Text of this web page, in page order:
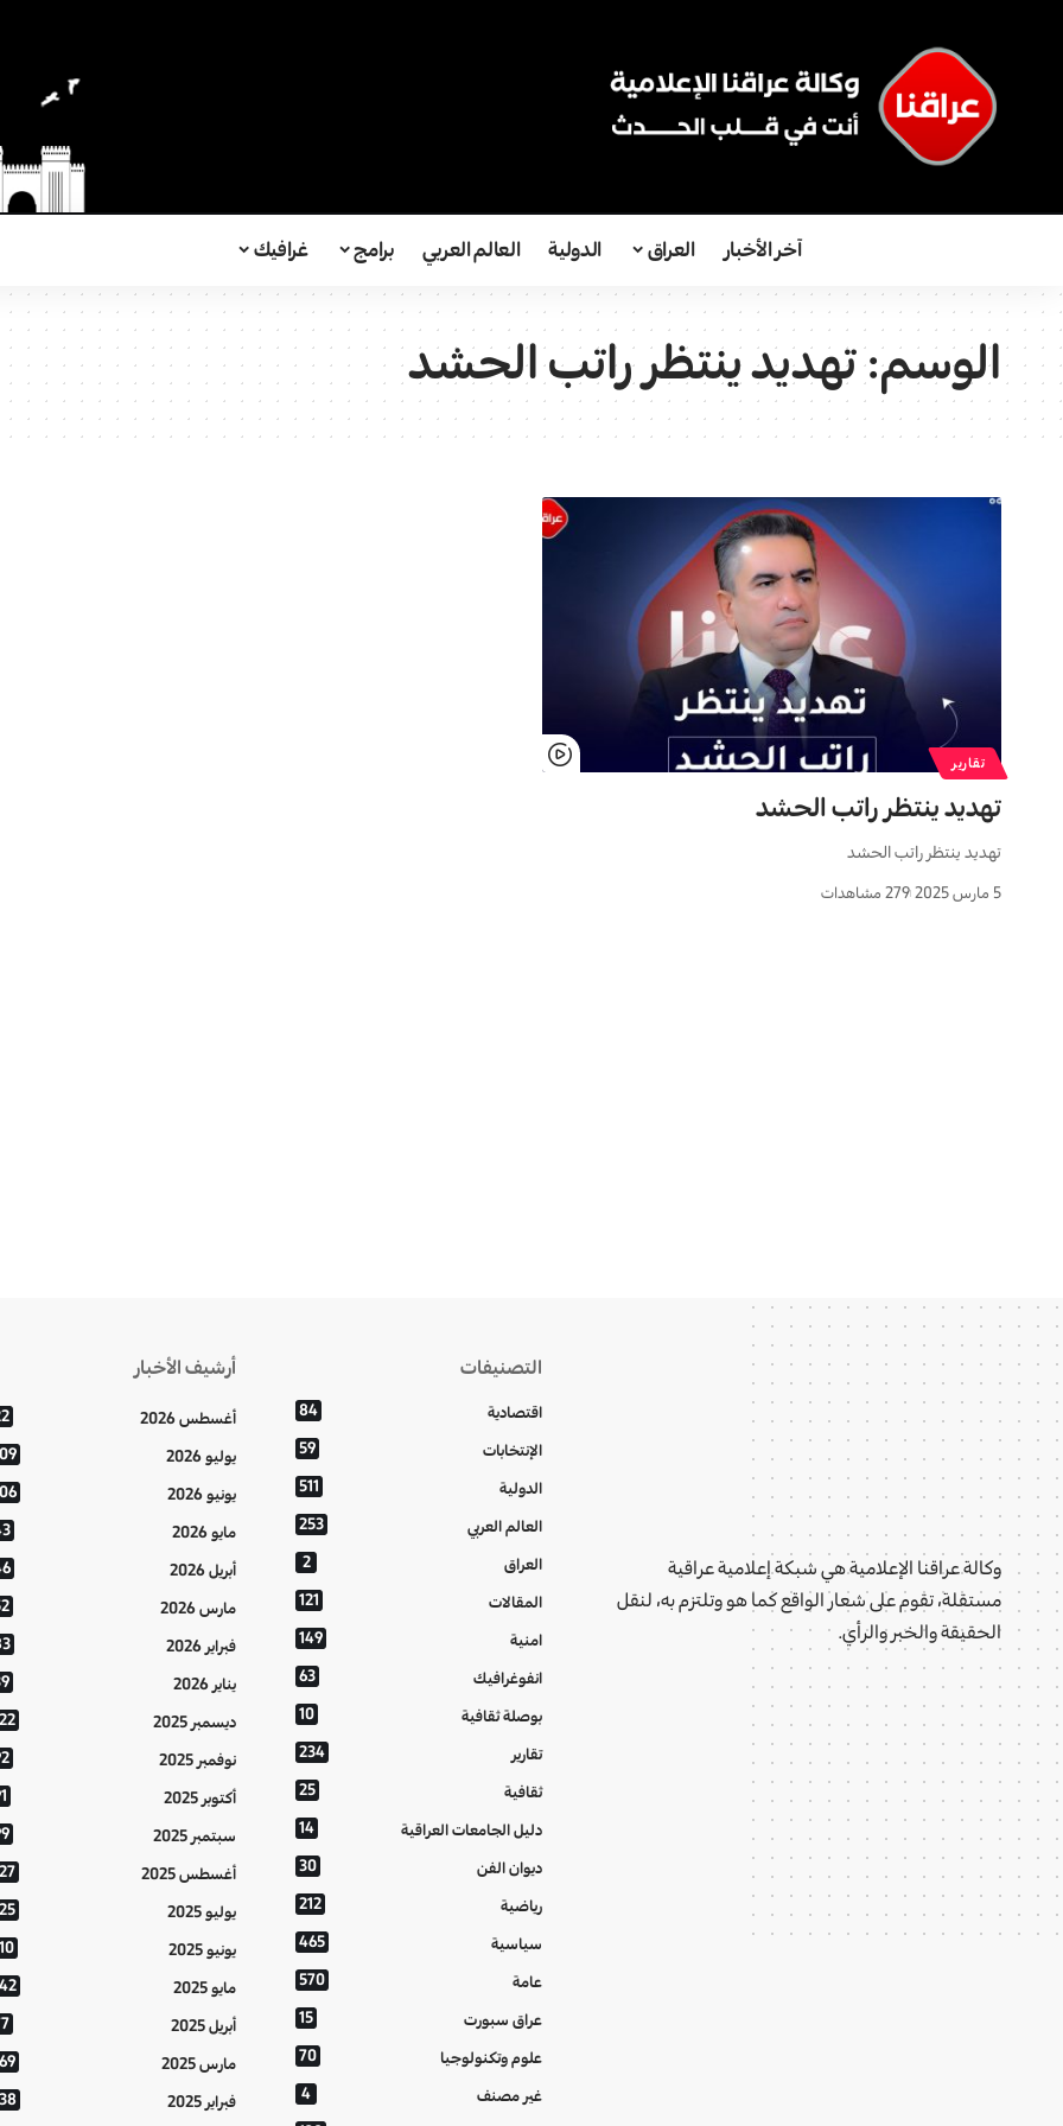
آخر الأخبار العراق الدولية العالم العربي برامج غرافيك
الوسم:تهديد ينتظر راتب الحشد
تقارير
تهديد ينتظر راتب الحشد
تهديد ينتظر راتب الحشد
5 مارس 2025 279 مشاهدات
وكالة عراقنا الإعلامية هي شبكة إعلامية عراقية
مستقلة، تقوم على شعار الواقع كما هو وتلتزم به، لنقل
الحقيقة والخبر والرأي.
التصنيفات
اقتصادية 84
الإنتخابات 59
الدولية 511
العالم العربي 253
العراق 2
المقالات 121
امنية 149
انفوغرافيك 63
بوصلة ثقافية 10
تقارير 234
ثقافية 25
دليل الجامعات العراقية 14
ديوان الفن 30
رياضية 212
سياسية 465
عامة 570
عراق سبورت 15
علوم وتكنولوجيا 70
غير مصنف 4
أرشيف الأخبار
أغسطس 2026
يوليو 2026
يونيو 2026
مايو 2026
أبريل 2026
مارس 2026
فبراير 2026
يناير 2026
ديسمبر 2025
نوفمبر 2025
أكتوبر 2025
سبتمبر 2025
أغسطس 2025
يوليو 2025
يونيو 2025
مايو 2025
أبريل 2025
مارس 2025
فبراير 2025